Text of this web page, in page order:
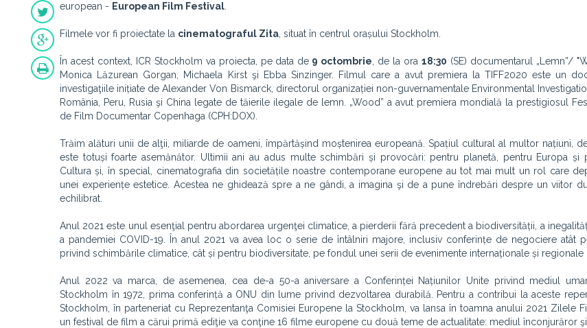
european - European Film Festival
Filmele vor fi proiectate la cinematograful Zita , situat în centrul orașului Stockholm.
În acest context, ICR Stockholm va proiecta, pe data de 9 octombrie , de la ora 18:30 (SE) documentarul „Lemn”/
Monica Lăzurean Gorgan, Michaela Kirst şi Ebba Sinzinger. Filmul care a avut premiera la TIFF2020 este un
investigaţiile inițiate de Alexander Von Bismarck, directorul organizației non-guvernamentale Environmental
România, Peru, Rusia şi China legate de tăierile ilegale de lemn. „Wood” a avut premiera mondială la prestigiosul
de Film Documentar Copenhaga (CPH:DOX).
Trăim alături unii de alţii, miliarde de oameni, împărtășind moștenirea europeană. Spațiul cultural al multor națiuni,
este totuși foarte asemănător. Ultimii ani au adus multe schimbări și provocări: pentru planetă, pentru Europa și
Cultura și, în special, cinematografia din societățile noastre contemporane europene au tot mai mult un rol care
unei experiențe estetice. Acestea ne ghidează spre a ne gândi, a imagina şi de a pune îndrebări despre un viitor
echilibrat.
Anul 2021 este unul esenţial pentru abordarea urgenţei climatice, a pierderii fără precedent a biodiversității, a
a pandemiei COVID-19. În anul 2021 va avea loc o serie de întâlniri majore, inclusiv conferințe de negociere atât
privind schimbările climatice, cât și pentru biodiversitate, pe fondul unei serii de evenimente internaționale și regionale
Anul 2022 va marca, de asemenea, cea de-a 50-a aniversare a Conferinței Națiunilor Unite privind mediul
Stockholm în 1972, prima conferință a ONU din lume privind dezvoltarea durabilă. Pentru a contribui la aceste
Stockholm, în parteneriat cu Reprezentanţa Comisiei Europene la Stockholm, va lansa în toamna anului 2021 Zilele
un festival de film a cărui primă ediţie va conţine 16 filme europene cu două teme de actualitate: mediul înconjurăror şi